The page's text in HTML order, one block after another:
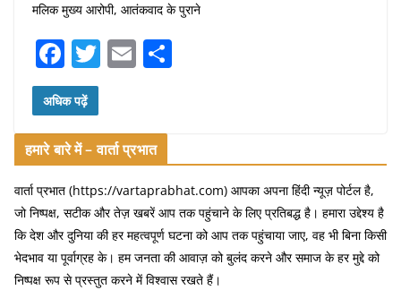
मलिक मुख्य आरोपी, आतंकवाद के पुराने
F
a
c
e
b
o
o
k
T
er
E
l
अधिक पढ़ें
हमारे बारे में – वार्ता प्रभात
वार्ता प्रभात (https://vartaprabhat.com) आपका अपना हिंदी न्यूज़ पोर्टल है,
जो निष्पक्ष, सटीक और तेज़ खबरें आप तक पहुंचाने के लिए प्रतिबद्ध है। हमारा उद्देश्य है
कि देश और दुनिया की हर महत्वपूर्ण घटना को आप तक पहुंचाया जाए, वह भी बिना किसी
भेदभाव या पूर्वाग्रह के। हम जनता की आवाज़ को बुलंद करने और समाज के हर मुद्दे को
निष्पक्ष रूप से प्रस्तुत करने में विश्वास रखते हैं।